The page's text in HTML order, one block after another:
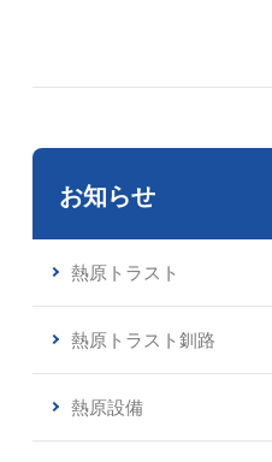
お知らせ
熱原トラスト
熱原トラスト釧路
熱原設備